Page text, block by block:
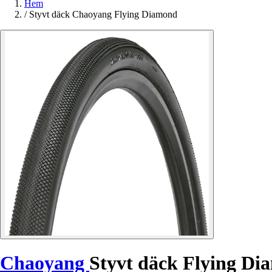
Hem
/ Styvt däck Chaoyang Flying Diamond
Chaoyang Styvt däck Flying